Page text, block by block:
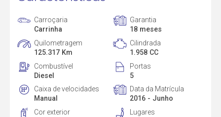
Carroçaria
Carrinha
Garantia
18 meses
Quilometragem
125.317 Km
Cilindrada
1.958 CC
Combustível
Diesel
Portas
5
Caixa de velocidades
Manual
Data da Matrícula
2016 - Junho
Cor exterior
Lugares